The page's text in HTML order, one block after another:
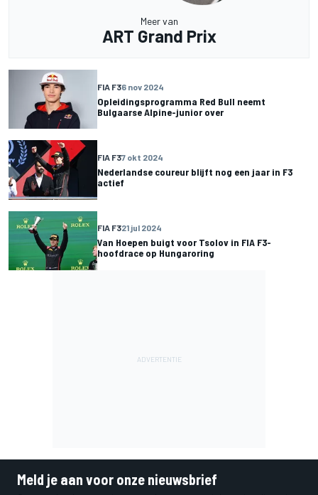
Meer van
ART Grand Prix
FIA F36 nov 2024
Opleidingsprogramma Red Bull neemt
Bulgaarse Alpine-junior over
FIA F37 okt 2024
Nederlandse coureur blijft nog een jaar in F3
actief
FIA F321 jul 2024
Van Hoepen buigt voor Tsolov in FIA F3-
hoofdrace op Hungaroring
Meld je aan voor onze nieuwsbrief